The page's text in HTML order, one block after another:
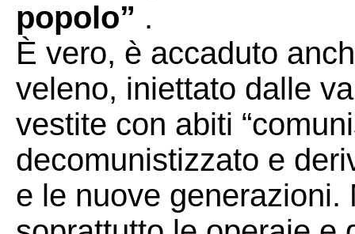
popolo” .
È vero, è accaduto
veleno, iniettato dalle
vestite con abiti
decomunistizzato e
e le nuove